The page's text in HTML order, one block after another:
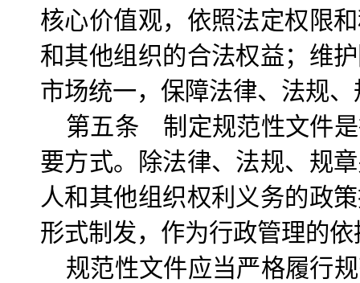
核心价值观，依照法定权限
和其他组织的合法权益；维
市场统一，保障法律、法规
第五条 制定规范性文件
要方式。除法律、法规、规
人和其他组织权利义务的政
形式制发，作为行政管理的依
规范性文件应当严格履行